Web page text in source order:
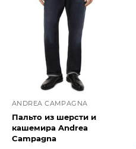
ANDREA CAMPAGNA
Пальто из шерсти и
кашемира Andrea
Campagna